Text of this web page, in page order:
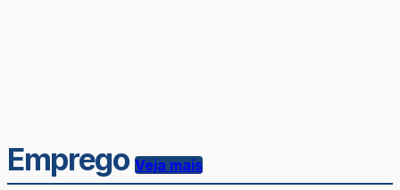
EmpregoVeja mais